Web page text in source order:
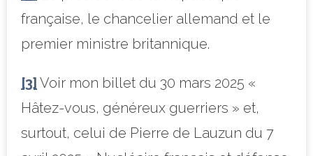
française, le chancelier allemand et le
premier ministre britannique.
[3] Voir mon billet du 30 mars 2025 «
Hâtez-vous, généreux guerriers » et,
surtout, celui de Pierre de Lauzun du 7